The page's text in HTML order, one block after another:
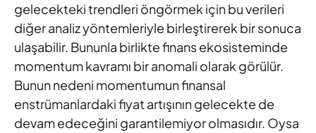
gelecekteki trendleri öngörmek için bu verileri
diğer analiz yöntemleriyle birleştirerek bir sonuca
ulaşabilir. Bununla birlikte finans ekosisteminde
momentum kavramı bir anomali olarak görülür.
Bunun nedeni momentumun finansal
enstrümanlardaki fiyat artışının gelecekte de
devam edeceğini garantilemiyor olmasıdır. Oysa